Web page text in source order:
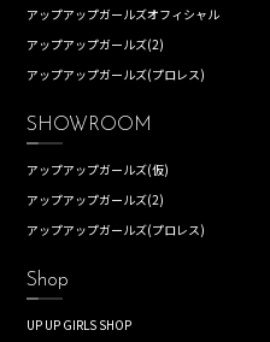
アップアップガールズオフィシャル
アップアップガールズ(2)
アップアップガールズ(プロレス)
SHOWROOM
アップアップガールズ(仮)
アップアップガールズ(2)
アップアップガールズ(プロレス)
Shop
UP UP GIRLS SHOP